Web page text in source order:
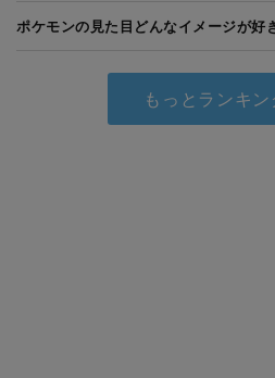
ポケモンの見た目どんなイメージが好
もっとランキ